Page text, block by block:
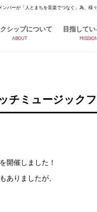
バーが「人とまちを音楽でつなぐ」為、
シップについて
ABOUT
目指してい
MISSION
チミュージック
開催しました！
ありましたが、